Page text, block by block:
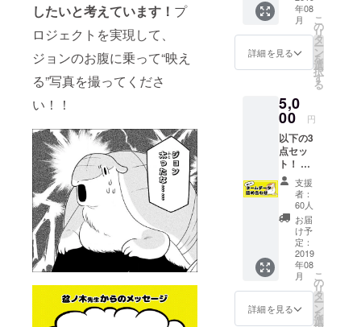
したいと考えています！ プ
ロジェクトを実現して、
ジョンのお腹に乗って“映え
る”写真を撮ってくださ
い！！
会場内
に支援
者のお
名前掲
載 ※②
必ず備
考欄に
掲載す
るお名
前をご
記入く
ださ
い。 記
入のな
い場合
CAMPF
IREの
ユー
ザー名
を掲載
いたし
年08
月
詳細を見る
こ
の
リ
タ
ー
ン
を
選
択
す
る
5,0
00 円
以下の3
点セッ
ト！ ①
描き下
ろしイ
ラスト
付きお
礼メー
感謝祭
会場内
に支援
者のお
名前掲
載 ③
支援
者：
60人
お届
け予
定：
2019
年08
月
詳細を見る
こ
の
リ
タ
ー
ン
を
選